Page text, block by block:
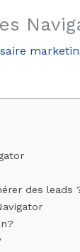
des leads